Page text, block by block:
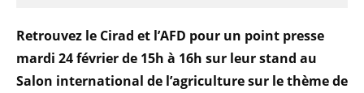
Retrouvez le Cirad et l’AFD pour un point presse
mardi 24 février de 15h à 16h sur leur stand au
Salon international de l’agriculture sur le thème de